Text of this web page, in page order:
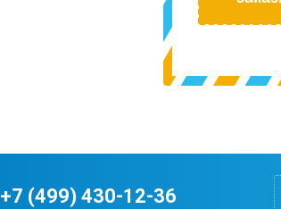
+7 (499) 430-12-36